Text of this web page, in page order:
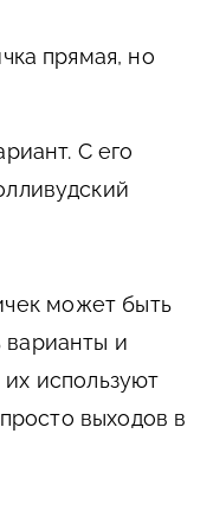
прямая, но
С его
может быть
варианты и
используют
выходов в